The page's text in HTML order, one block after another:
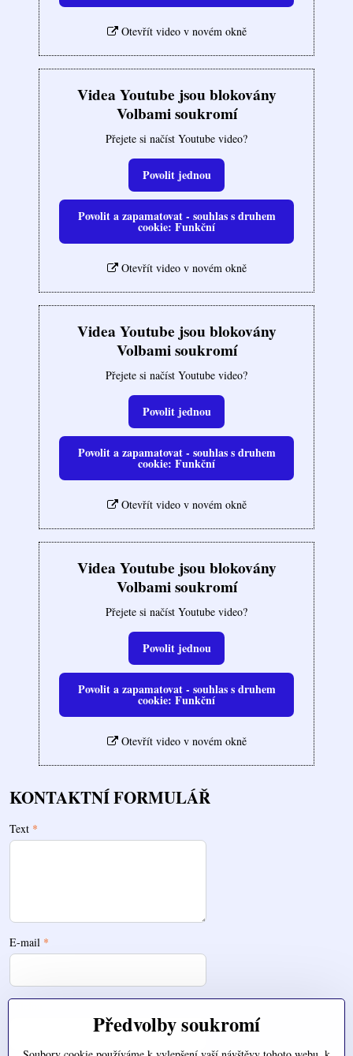
Otevřít video v novém okně
Videa Youtube jsou blokovány
Volbami soukromí
Přejete si načíst Youtube video?
Povolit jednou
Povolit a zapamatovat - souhlas s druhem
cookie: Funkční
Otevřít video v novém okně
Videa Youtube jsou blokovány
Volbami soukromí
Přejete si načíst Youtube video?
Povolit jednou
Povolit a zapamatovat - souhlas s druhem
cookie: Funkční
Otevřít video v novém okně
Videa Youtube jsou blokovány
Volbami soukromí
Přejete si načíst Youtube video?
Povolit jednou
Povolit a zapamatovat - souhlas s druhem
cookie: Funkční
Otevřít video v novém okně
KONTAKTNÍ FORMULÁŘ
Text *
E-mail *
Předvolby soukromí